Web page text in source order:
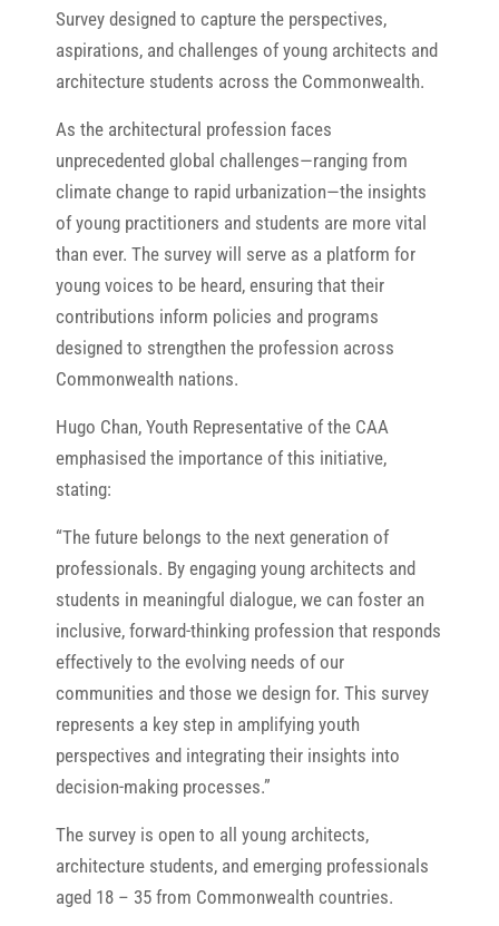
Survey designed to capture the perspectives,
aspirations, and challenges of young architects and
architecture students across the Commonwealth.
As the architectural profession faces
unprecedented global challenges—ranging from
climate change to rapid urbanization—the insights
of young practitioners and students are more vital
than ever. The survey will serve as a platform for
young voices to be heard, ensuring that their
contributions inform policies and programs
designed to strengthen the profession across
Commonwealth nations.
Hugo Chan, Youth Representative of the CAA
emphasised the importance of this initiative,
stating:
“The future belongs to the next generation of
professionals. By engaging young architects and
students in meaningful dialogue, we can foster an
inclusive, forward-thinking profession that responds
effectively to the evolving needs of our
communities and those we design for. This survey
represents a key step in amplifying youth
perspectives and integrating their insights into
decision-making processes.”
The survey is open to all young architects,
architecture students, and emerging professionals
aged 18 – 35 from Commonwealth countries.